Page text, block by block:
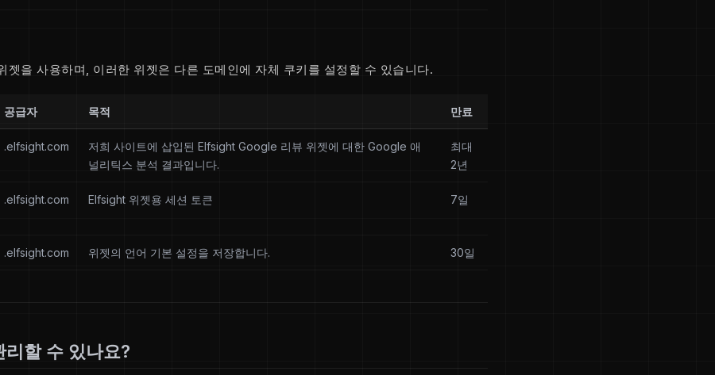
젯을 사용하며, 이러한 위젯은 다른 도메인에 자체 쿠키를 설정할 수 있습니다.
공급자 목적 만료
.elfsight.com
저희 사이트에 삽입된 Elfsight Google 리뷰 위젯에 대한 Google 애
널리틱스 분석 결과입니다.
최대
2년
.elfsight.com Elfsight 위젯용 세션 토큰 7일
.elfsight.com 위젯의 언어 기본 설정을 저장합니다. 30일
할 수 있나요?